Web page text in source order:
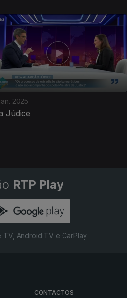
2025
Júdice
RTP Play
TV, Android TV e CarPlay
CONTACTOS